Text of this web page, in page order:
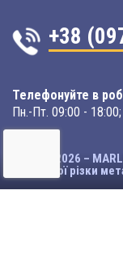
+38
Телефонуйте в
Пн.-Пт. 09:00 - 18:00;
© 2003-2026 –
плазмової різки